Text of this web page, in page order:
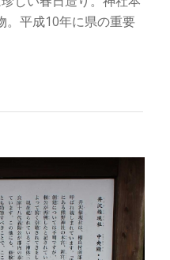
。平成10年に県の重要